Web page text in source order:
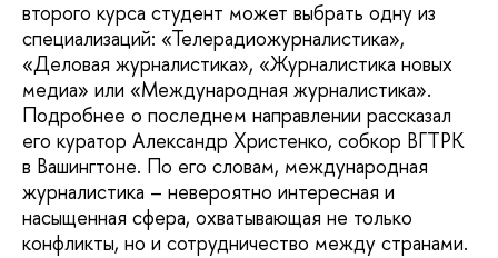
второго курса студент может выбрать одну из
специализаций: «Телерадиожурналистика»,
«Деловая журналистика», «Журналистика новых
медиа» или «Международная журналистика».
Подробнее о последнем направлении рассказал
его куратор Александр Христенко, собкор ВГТРК
в Вашингтоне. По его словам, международная
журналистика – невероятно интересная и
насыщенная сфера, охватывающая не только
конфликты, но и сотрудничество между странами.